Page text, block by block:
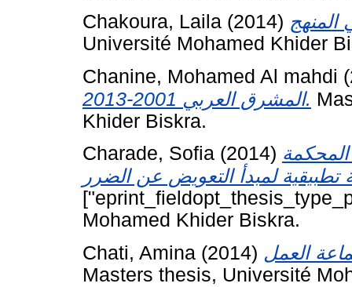
Chakoura, Laila (2014)
Université Mohamed Khider
Chanine, Mohamed Al mahdi
المشرق العربي 2001-2013.
Khider Biskra.
Charade, Sofia (2014)
Mohamed Khider Biskra.
Chati, Amina (2014)
Masters thesis, Université